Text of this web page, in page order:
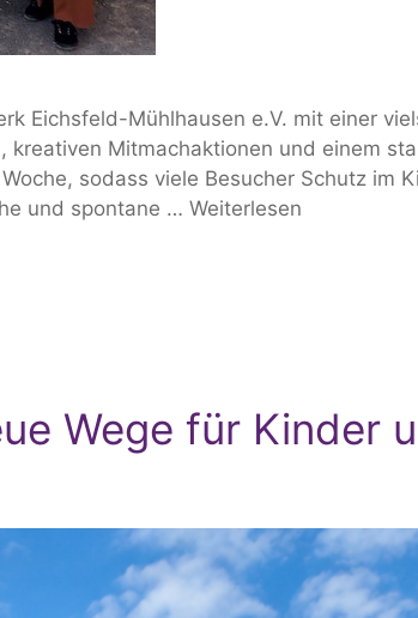
Eichsfeld-Mühlhausen e.V. mit einer
Mitmachaktionen und einem
sodass viele Besucher Schutz im
und spontane … Weiterlesen
Wege für Kinder